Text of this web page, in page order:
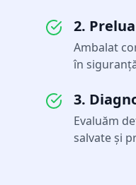
2.
Ambalat
în
3.
Evaluăm
salvate și